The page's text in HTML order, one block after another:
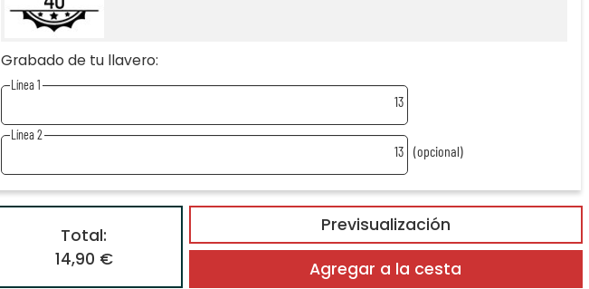
Grabado de tu llavero:
Línea 1
13
Línea 2
13 (opcional)
Previsualización
Total:
14,90 €
Agregar a la cesta